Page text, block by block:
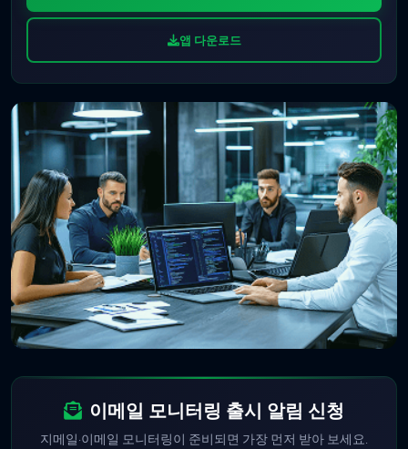
앱 다운로드
이메일 모니터링 출시 알림 신청
지메일·이메일 모니터링이 준비되면 가장 먼저 받아 보세요.